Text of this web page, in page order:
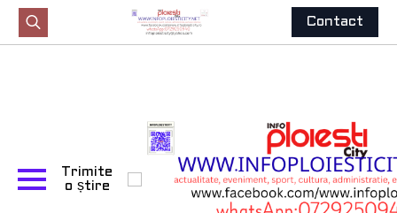
Search
Contact
Trimite
o știre